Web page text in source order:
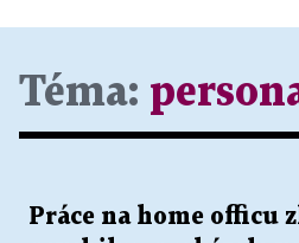
Téma:
Práce na home officu